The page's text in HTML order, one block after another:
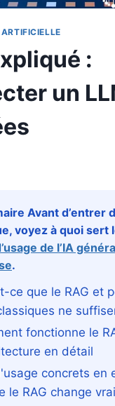
:
un
Avant d’entrer
voyez à quoi sert
de l’IA
.
ce que le RAG et
ne
fonctionne le
en détail
concrets en
le RAG change